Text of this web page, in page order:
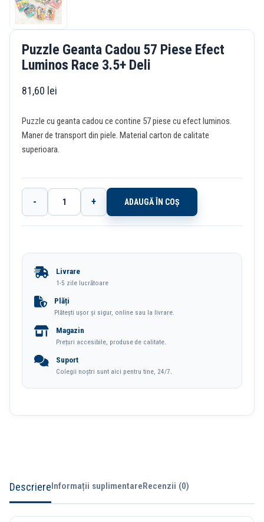
Puzzle Geanta Cadou 57 Piese Efect
Luminos Race 3.5+ Deli
81,60 lei
Puzzle cu geanta cadou ce contine 57 piese cu efect luminos.
Maner de transport din piele. Material carton de calitate
superioara.
Cantitate
Puzzle
Piese
Luminos
Deli
- + ADAUGĂ ÎN COȘ
Livrare
1-5 zile lucrătoare
Plăți
Plătești ușor și sigur, online sau la livrare.
Magazin
Prețuri accesibile, produse de calitate.
Suport
Colegii noștri sunt aici pentru tine, 24/7.
DescriereInformații suplimentareRecenzii (0)